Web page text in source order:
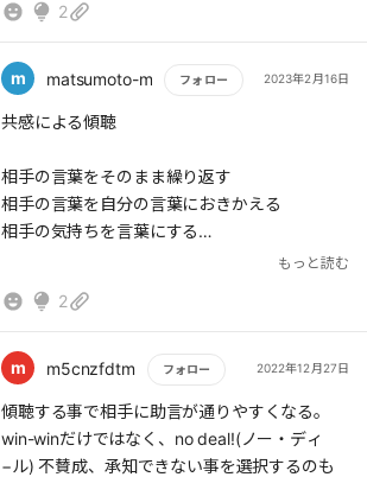
は外に目を向ける。
> Win-Winを成り立たせるには、(1)人格、(2)
人間関係、(3)協定、(4)システム、(5)プロセ
ス、の5つが必要となる。
いう発想をもつことが大切である。
> (2)相互の「信頼残高」を積み重ねて築き上
げるものである。
> (3)相互に期待することを明確にする、Win-
Win実行のためのものである。
> (4)Win-Winの行動が評価される仕組みであ
> (5)Win-Winのプロセスを踏まずして、Win-
Winの結果に到達することはできない。目標が
Win-Winならば、手段もWin-Winでなければな
らない。
┗刃を研ぐ：日々、自身のみが着込みを行うこ
と
2
m matsumoto-m フォロー 2023年2月16日
もっと読む
共感による傾聴
相手の言葉をそのまま繰り返す
相手の言葉を自分の言葉におきかえる
相手の気持ちを言葉にする
相手の言葉を自分の言葉に置き換えるともっと読む
2
m m5cnzfdtm フォロー 2022年12月27日
もっと読む
傾聴する事で相手に助言が通りやすくなる。
win-winだけではなく、no deal!(ノー・ディ
−ル) 不賛成、承知できない事を選択するのも